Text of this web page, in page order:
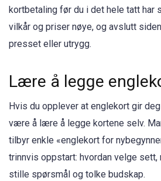
kortbetaling før du i det hele tatt har
vilkår og priser nøye, og avslutt
presset eller utrygg.
Lære å legge
Hvis du opplever at englekort gir
være å lære å legge kortene selv.
tilbyr enkle «englekort for
trinnvis oppstart: hvordan velge sett,
stille spørsmål og tolke budskap.